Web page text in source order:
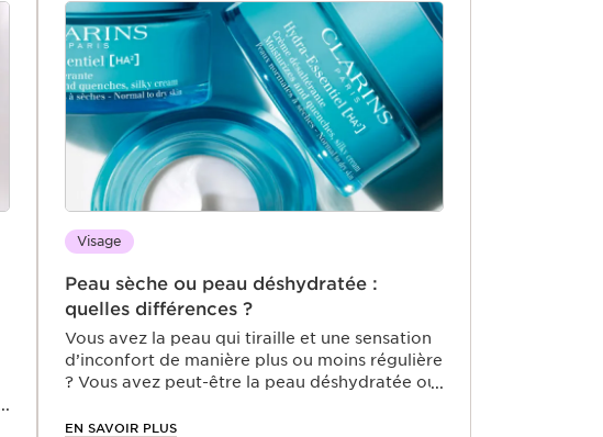
Visage
Peau sèche ou peau déshydratée :
quelles différences ?
Vous avez la peau qui tiraille et une sensation
d’inconfort de manière plus ou moins régulière
? Vous avez peut-être la peau déshydratée ou
que les symptômes soient similaires, ces deux
EN SAVOIR PLUS